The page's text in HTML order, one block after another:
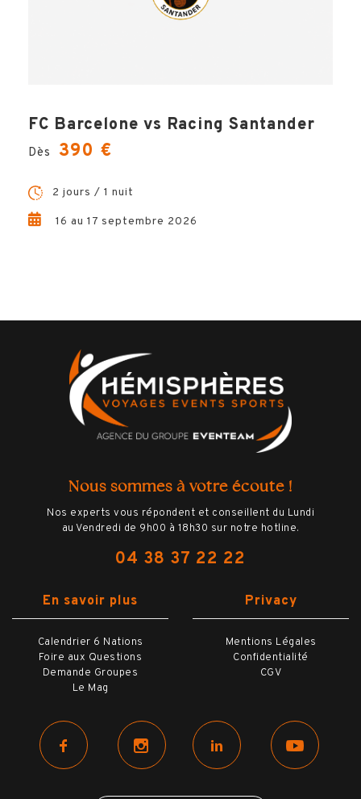
Votre voyage comprend
La place de stade pour assister à la
rencontre
Le petit-déjeuner
OPTIONS
INFOS PRATIQUES
FC Barcelone vs Racing Santander
Dès 390 €
2 jours / 1 nuit
16 au 17 septembre 2026
Nous sommes à votre écoute !
Nos experts vous répondent et conseillent du Lundi
au Vendredi de 9h00 à 18h30 sur notre hotline.
04 38 37 22 22
En savoir plus
Calendrier 6 Nations
Foire aux Questions
Demande Groupes
Le Mag
Privacy
Mentions Légales
Confidentialité
CGV